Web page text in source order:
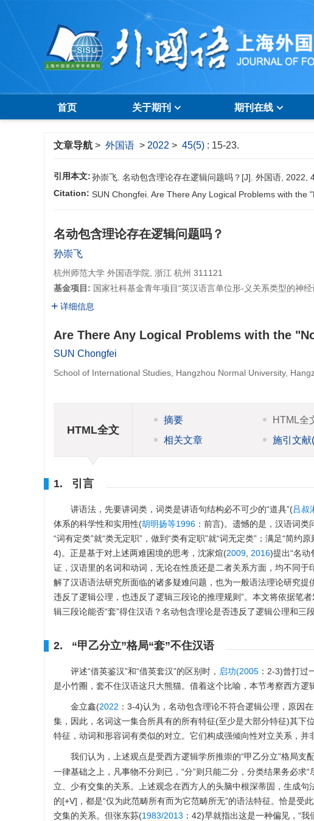
首页 关于期刊 期刊在线
文章导航 > 外国语 > 2022 > 45(5) : 15-23.
引用本文:孙崇飞. 名动包含理论存在逻辑问题吗？[J]. 外国语, 2022,
Citation: SUN Chongfei. Are There Any Logical Problems with the
名动包含理论存在逻辑问题吗？
孙崇飞
杭州师范大学 外国语学院, 浙江 杭州 311121
基金项目: 国家社科基金青年项目“英汉语言单位形-义关系类型的神经
详细信息
Are There Any Logical Problems with the
SUN Chongfei
School of International Studies, Hangzhou Normal University,
HTML全文
摘要 HTML全
相关文章
施引文献
1. 引言
讲语法，先要讲词类，词类是讲语句结构必不可少的“道具”(吕叔
体系的科学性和实用性(胡明扬等1996 ：前言)。遗憾的是，汉语词
“词有定类”就“类无定职”，做到“类有定职”就“词无定类”；满足“简约
4)。正是基于对上述两难困境的思考，沈家煊(2009 2016)提出“名动
证，汉语里的名词和动词，无论在性质还是二者关系方面，均不同
解了汉语语法研究所面临的诸多疑难问题，也为一般语法理论研究提
违反了逻辑公理，也违反了逻辑三段论的推理规则”。本文将依据笔
辑三段论能否“套”得住汉语？名动包含理论是否违反了逻辑公理和三
2. “甲乙分立”格局“套”不住汉语
评述“借英鉴汉”和“借英套汉”的区别时， 启功(2005 ：2-3)曾打过
是小竹圈，套不住汉语这只大熊猫。借着这个比喻，本节考察西方逻
金立鑫(2022 ：3-4)认为，名动包含理论不符合逻辑公理，原因
集，因此，名词这一集合所具有的所有特征(至少是大部分特征)其下
特征，动词和形容词有类似的对立。它们构成强倾向性对立关系，并
我们认为，上述观点是受西方逻辑学所推崇的“甲乙分立”格局支
一律基础之上，凡事物不分则已，“分”则只能二分，分类结果务必
立、少有交集的关系。上述观念在西方人的头脑中根深蒂固，生成
的[+V]，都是“仅为此范畴所有而为它范畴所无”的语法特征。恰是
交集的关系。但张东荪(1983/2013 ：42)早就指出这是一种偏见，“我